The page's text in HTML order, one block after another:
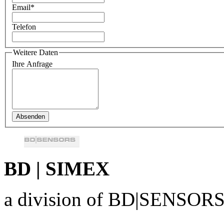
Email*
Telefon
Weitere Daten
Ihre Anfrage
BD | SIMEX
a division of